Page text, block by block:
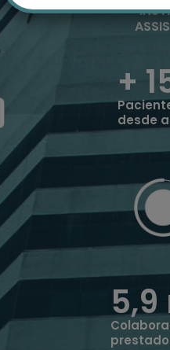
+
desde
5,9